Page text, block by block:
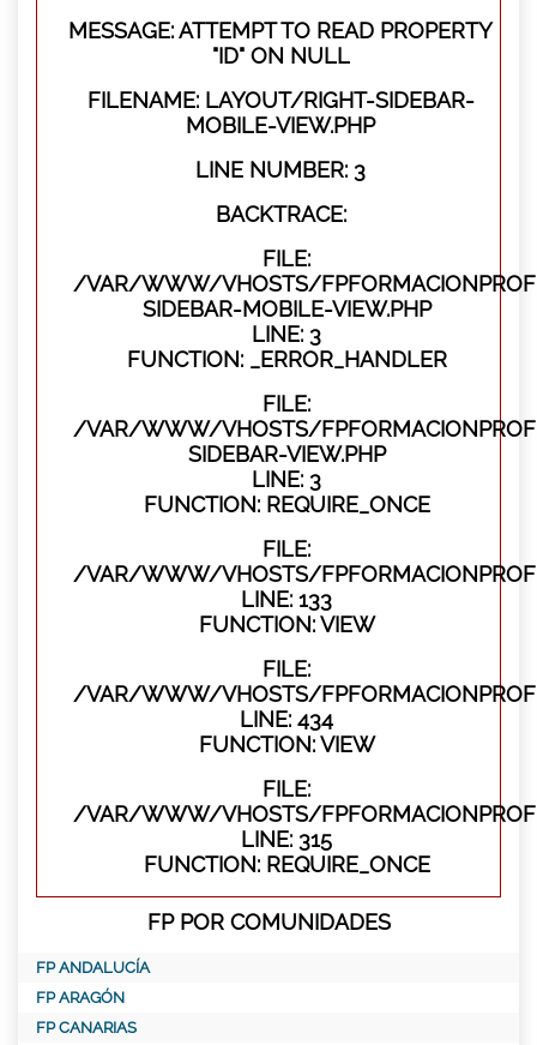
MESSAGE: ATTEMPT TO READ PROPERTY
"ID" ON NULL
FILENAME: LAYOUT/RIGHT-SIDEBAR-
MOBILE-VIEW.PHP
LINE NUMBER: 3
BACKTRACE:
FILE:
/VAR/WWW/VHOSTS/
SIDEBAR-MOBILE-VIEW.PHP
LINE: 3
FUNCTION: _ERROR_HANDLER
FILE:
/VAR/WWW/VHOSTS/
SIDEBAR-VIEW.PHP
LINE: 3
FUNCTION: REQUIRE_ONCE
FILE:
/VAR/WWW/VHOSTS/
LINE: 133
FUNCTION: VIEW
FILE:
/VAR/WWW/VHOSTS/
LINE: 434
FUNCTION: VIEW
FILE:
/VAR/WWW/VHOSTS/
LINE: 315
FUNCTION: REQUIRE_ONCE
FP POR COMUNIDADES
FP ANDALUCÍA
FP ARAGÓN
FP CANARIAS